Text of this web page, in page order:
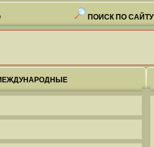
ПОИСК ПО САЙТУ